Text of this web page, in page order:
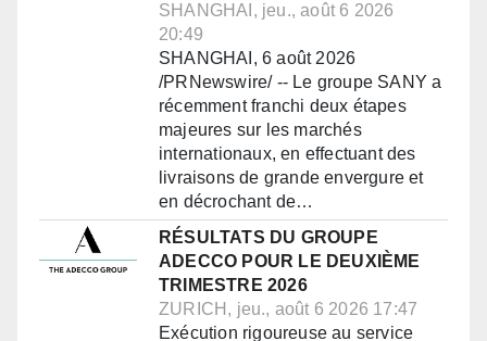
SHANGHAI, jeu., août 6 2026
20:49
SHANGHAI, 6 août 2026
/PRNewswire/ -- Le groupe SANY a
récemment franchi deux étapes
majeures sur les marchés
internationaux, en effectuant des
livraisons de grande envergure et
en décrochant de…
RÉSULTATS DU GROUPE
ADECCO POUR LE DEUXIÈME
TRIMESTRE 2026
ZURICH, jeu., août 6 2026 17:47
Exécution rigoureuse au service